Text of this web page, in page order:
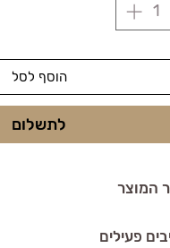
הוסף לסל
לתשלום
המוצר
פעילים